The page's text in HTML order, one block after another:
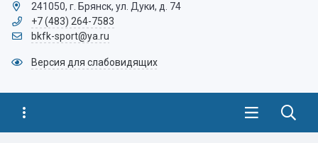
241050, г. Брянск, ул. Дуки, д. 74
+7 (483) 264-7583
bkfk-sport@ya.ru
Версия для слабовидящих